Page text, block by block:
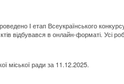
І етап Всеукраїнського
відбувався в онлайн-форматі. Усі
міської радиза 11.12.2025.